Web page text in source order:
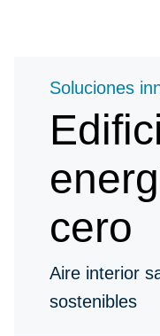
cero
Aire interior
sostenibles
Soluciones